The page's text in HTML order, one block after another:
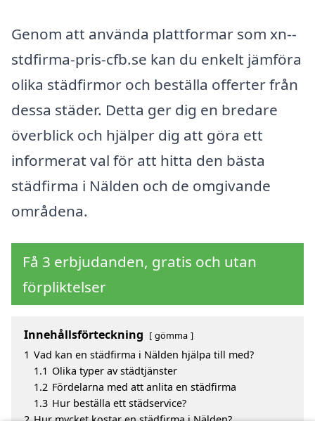
Genom att använda plattformar som xn--
stdfirma-pris-cfb.se kan du enkelt jämföra
olika städfirmor och beställa offerter från
dessa städer. Detta ger dig en bredare
överblick och hjälper dig att göra ett
informerat val för att hitta den bästa
städfirma i Nälden och de omgivande
områdena.
Få 3 erbjudanden, gratis och utan
förpliktelser
Innehållsförteckning gömma
1 Vad kan en städfirma i Nälden hjälpa till med?
1.1 Olika typer av städtjänster
1.2 Fördelarna med att anlita en städfirma
1.3 Hur beställa ett städservice?